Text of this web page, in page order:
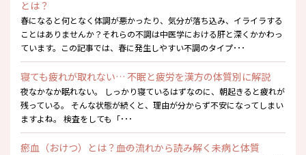
とは？
春になると何となく体調が悪かったり、気分が落ち込み、イライラする
ことはありませんか？それらの不調は中医学における肝と深くかかわっ
ています。この記事では、春に発生しやすい不調のタイプ･･･
寝ても疲れが取れない… 不眠と疲労を漢方の体質別に解説
夜なかなか眠れない。 しっかり寝ているはずなのに、朝起きると疲れが
残っている。 そんな状態が続くと、理由が分からず不安になってしまい
ますよね。 検査をしても「･･･
瘀血（おけつ）とは？――血の流れから読み解く未病と体質